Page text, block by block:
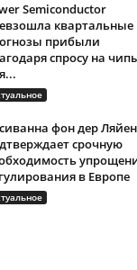
Semiconductor
квартальные
прибыли
спросу на
фон дер Ляйен
срочную
в Европе